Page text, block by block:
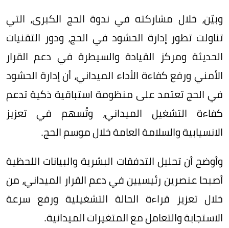
وبيّن، خلال مشاركته في ندوة الحج الكبرى، التي
تناولت تطور إدارة الحشود في الحج، ودور التقنيات
الحديثة ومركز القيادة والسيطرة في دعم القرار
الأمني ورفع كفاءة الأداء الميداني، أن إدارة الحشود
في الحج تعتمد على منظومة استباقية ذكية تدعم
كفاءة التشغيل الميداني، وتُسهم في تعزيز
الانسيابية والسلامة العامة خلال موسم الحج.
وأوضح أن تحليل التدفقات البشرية والبيانات اللحظية
أصبحا عنصرين رئيسيين في دعم القرار الميداني، من
خلال تعزيز قراءة الحالة التشغيلية ورفع سرعة
الاستجابة والتعامل مع المتغيرات الميدانية.